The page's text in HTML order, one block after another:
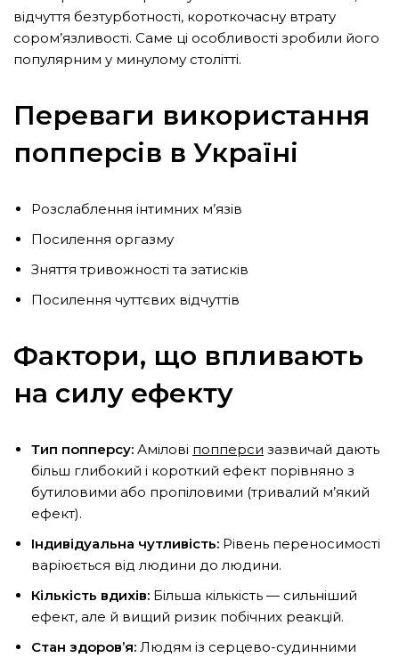
відчуття безтурботності, короткочасну втрату
сором’язливості. Саме ці особливості зробили його
популярним у минулому столітті.
Переваги використання
попперсів в Україні
Розслаблення інтимних м’язів
Посилення оргазму
Зняття тривожності та затисків
Посилення чуттєвих відчуттів
Фактори, що впливають
на силу ефекту
Тип попперсу: Амілові попперси зазвичай дають
більш глибокий і короткий ефект порівняно з
бутиловими або пропіловими (тривалий м’який
ефект).
Індивідуальна чутливість: Рівень переносимості
варіюється від людини до людини.
Кількість вдихів: Більша кількість — сильніший
ефект, але й вищий ризик побічних реакцій.
Стан здоров’я: Людям із серцево-судинними